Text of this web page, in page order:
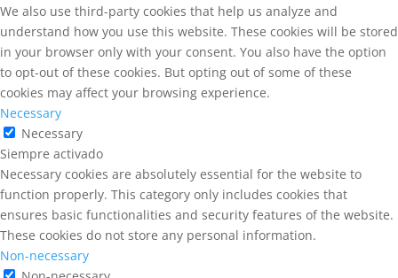
We also use third-party cookies that help us analyze and
understand how you use this website. These cookies will be stored
in your browser only with your consent. You also have the option
to opt-out of these cookies. But opting out of some of these
cookies may affect your browsing experience.
Necessary
Necessary
Siempre activado
Necessary cookies are absolutely essential for the website to
function properly. This category only includes cookies that
ensures basic functionalities and security features of the website.
These cookies do not store any personal information.
Non-necessary